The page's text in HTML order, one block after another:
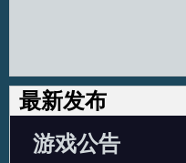
最新发布
游戏公告